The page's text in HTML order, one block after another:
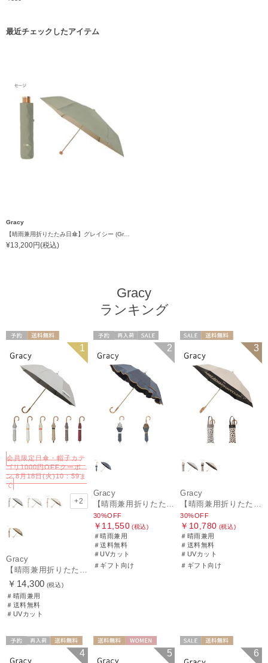
最近チェックしたアイテム
Gracy
【晴雨兼用折りたたみ日傘】グレイシー (Gracy) Accent clor 一級遮光99.99% 遮熱 UV99％ 軽量 簡単開閉
¥13,200円(税込)
Gracy
ランキング
WOMEN
1
会員限定日傘・帽子カテ
ゴリ1000円OFFクーポ
ン 8月18日(火)10：59ま
で
+2
Gracy
【晴雨兼用折りたたみ日傘】グレイシー (Gracy) Accent color 一級遮光99.99% 遮熱 簡単開閉 UV 晴雨兼用
￥14,300 (税込)
＃晴雨兼用
＃送料無料
＃UVカット
セール
送料無料
WOMEN
2
Gracy
【晴雨兼用折りたたみ日傘】グレイシー (Gracy) Denim frill 遮光99% 遮熱 UV99％ 簡単開閉
30%OFF
￥11,550 (税込)
＃晴雨兼用
＃送料無料
＃UVカット
＃ギフト向け
ギフト向け
3
Gracy
【晴雨兼用折りたたみ日傘】グレイシー (Gracy) Leopard Back Print 一級遮光99.99% 遮熱 UV99％ 簡単開閉
30%OFF
￥10,780 (税込)
＃晴雨兼用
＃送料無料
＃UVカット
＃ギフト向け
送料無料
ギフト向け
4 5
ギフト向け
6